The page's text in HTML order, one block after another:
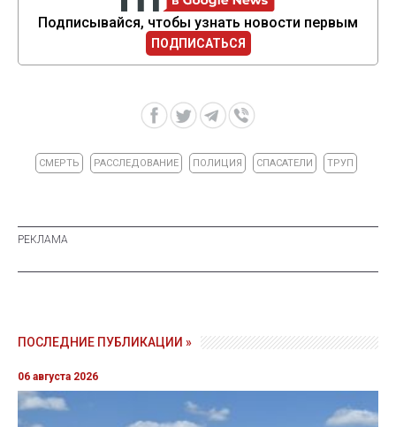
Подписывайся, чтобы узнать новости первым
ПОДПИСАТЬСЯ
СМЕРТЬ РАССЛЕДОВАНИЕ ПОЛИЦИЯ СПАСАТЕЛИ ТРУП
ПОСЛЕДНИЕ ПУБЛИКАЦИИ »
06 августа 2026